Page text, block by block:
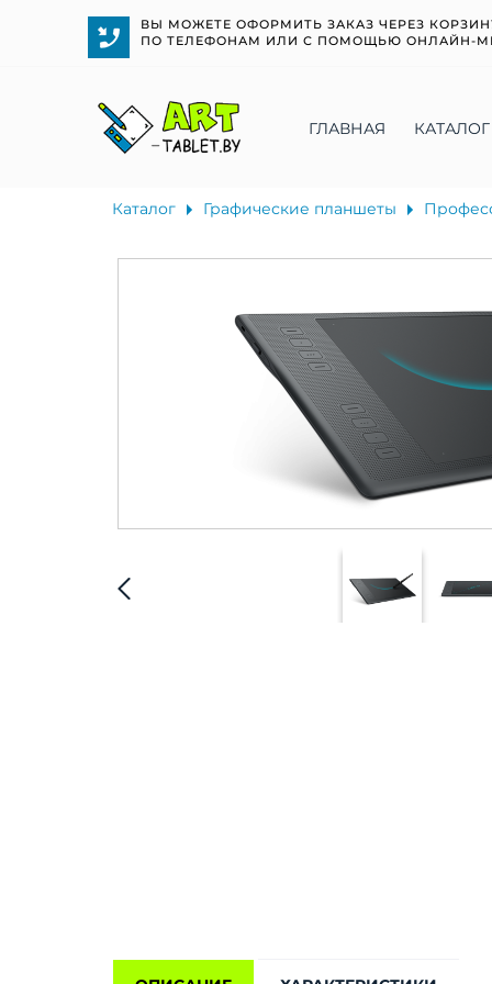
ВЫ МОЖЕТЕ ОФОРМИТЬ ЗАКАЗ ЧЕРЕЗ
ПО ТЕЛЕФОНАМ ИЛИ С ПОМОЩЬЮ ОНЛАЙН-
ГЛАВНАЯ КАТАЛОГ
Каталог Графические планшеты